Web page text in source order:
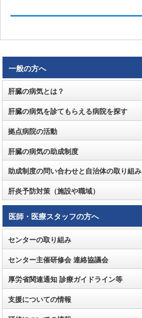
一般の方へ
肝臓の病気とは？
肝臓の病気を診てもらえる病院を探す
拠点病院の活動
肝臓の病気の助成制度
助成制度の問い合わせと自治体の取り組み
肝炎予防対策（施設や職域）
医師・医療スタッフの方へ
センターの取り組み
センター主催研修会 連絡協議会
厚労省関連通知 診療ガイドライン等
支援についての情報